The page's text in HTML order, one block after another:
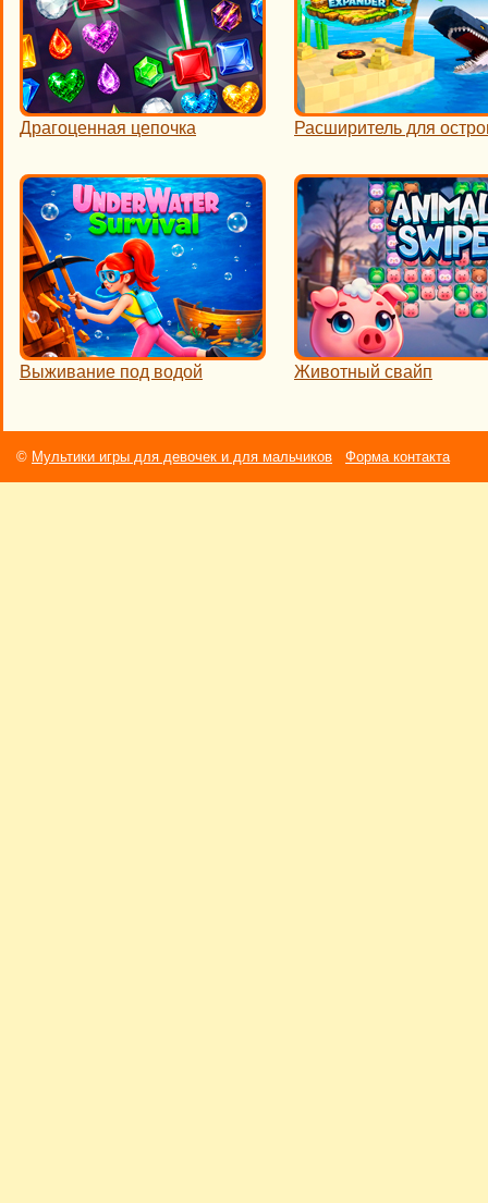
Драгоценная цепочка Расширитель для
Выживание под водой Животный свайп
© Мультики игры для девочек и для мальчиков Форма контакта